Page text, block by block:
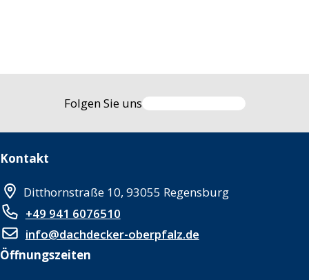
Folgen Sie uns
Kontakt
Ditthornstraße 10, 93055 Regensburg
+49 941 6076510
info@dachdecker-oberpfalz.de
Öffnungszeiten